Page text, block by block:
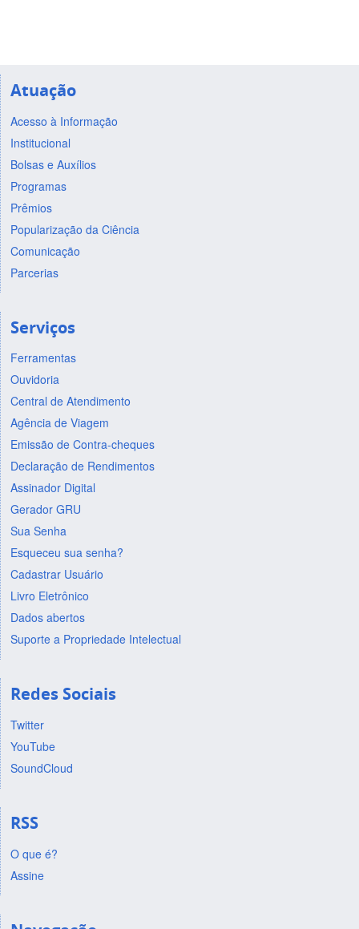
Atuação
Acesso à Informação
Institucional
Bolsas e Auxílios
Programas
Prêmios
Popularização da Ciência
Comunicação
Parcerias
Serviços
Ferramentas
Ouvidoria
Central de Atendimento
Agência de Viagem
Emissão de Contra-cheques
Declaração de Rendimentos
Assinador Digital
Gerador GRU
Sua Senha
Esqueceu sua senha?
Cadastrar Usuário
Livro Eletrônico
Dados abertos
Suporte a Propriedade Intelectual
Redes Sociais
Twitter
YouTube
SoundCloud
RSS
O que é?
Assine